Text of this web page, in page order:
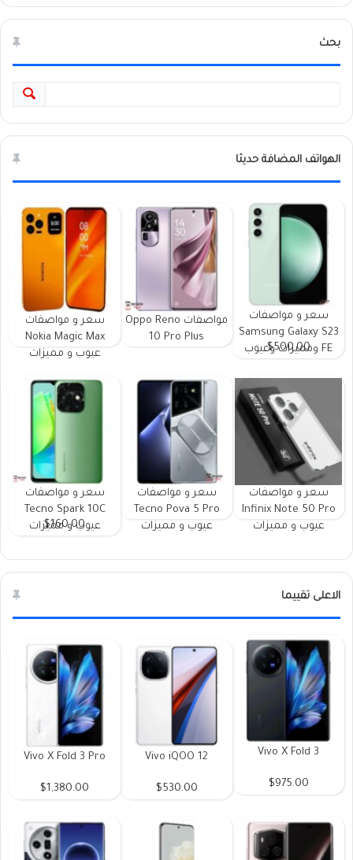
بحث
الهواتف المضافة حديثا
سعر و مواصفات
Samsung Galaxy S23
FE ومميزات وعيوب
$500.00
مواصفات Oppo Reno
10 Pro Plus
سعر و مواصفات
Nokia Magic Max
عيوب و مميزات
سعر و مواصفات
Infinix Note 50 Pro
عيوب و مميزات
سعر و مواصفات
Tecno Pova 5 Pro
عيوب و مميزات
سعر و مواصفات
Tecno Spark 10C
عيوب و مميزات
$160.00
الاعلى تقييما
Vivo X Fold 3
$975.00
Vivo iQOO 12
$530.00
Vivo X Fold 3 Pro
$1,380.00